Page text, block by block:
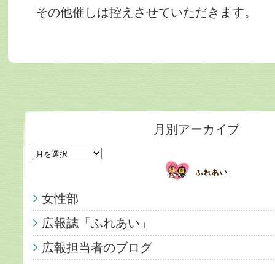
その他催しは控えさせていただきます。
月別アーカイブ
女性部
広報誌「ふれあい」
広報担当者のブログ